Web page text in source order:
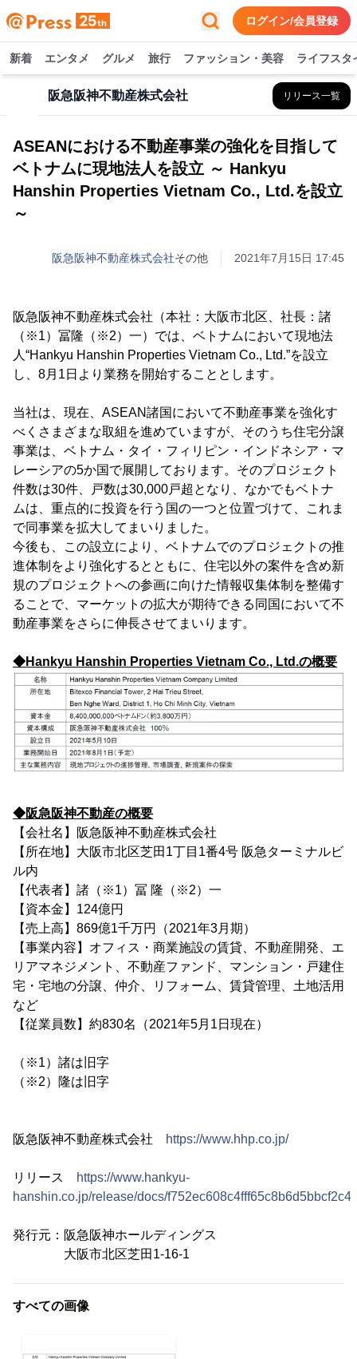
ログイン/会員登録
新着 エンタメ グルメ 旅行 ファッション・美容 ライフスタ
阪急阪神不動産株式会社 リリース一覧
ASEANにおける不動産事業の強化を目指して
ベトナムに現地法人を設立 ～ Hankyu
Hanshin Properties Vietnam Co., Ltd.を設立
～
阪急阪神不動産株式会社その他 2021年7月15日 17:45
阪急阪神不動産株式会社（本社：大阪市北区、社長：諸
（※1）冨隆（※2）一）では、ベトナムにおいて現地法
人“Hankyu Hanshin Properties Vietnam Co., Ltd.”を設立
し、8月1日より業務を開始することとします。
当社は、現在、ASEAN諸国において不動産事業を強化す
べくさまざまな取組を進めていますが、そのうち住宅分譲
事業は、ベトナム・タイ・フィリピン・インドネシア・マ
レーシアの5か国で展開しております。そのプロジェクト
件数は30件、戸数は30,000戸超となり、なかでもベトナ
ムは、重点的に投資を行う国の一つと位置づけて、これま
で同事業を拡大してまいりました。
今後も、この設立により、ベトナムでのプロジェクトの推
進体制をより強化するとともに、住宅以外の案件を含め新
規のプロジェクトへの参画に向けた情報収集体制を整備す
ることで、マーケットの拡大が期待できる同国において不
動産事業をさらに伸長させてまいります。
◆Hankyu Hanshin Properties Vietnam Co., Ltd.の概要
◆阪急阪神不動産の概要
【会社名】阪急阪神不動産株式会社
【所在地】大阪市北区芝田1丁目1番4号 阪急ターミナルビ
ル内
【代表者】諸（※1）冨 隆（※2）一
【資本金】124億円
【売上高】869億1千万円（2021年3月期）
【事業内容】オフィス・商業施設の賃貸、不動産開発、エ
リアマネジメント、不動産ファンド、マンション・戸建住
宅・宅地の分譲、仲介、リフォーム、賃貸管理、土地活用
など
【従業員数】約830名（2021年5月1日現在）
（※1）諸は旧字
（※2）隆は旧字
阪急阪神不動産株式会社 https://www.hhp.co.jp/
リリース
https://www.hankyu-
hanshin.co.jp/release/docs/
発行元：阪急阪神ホールディングス
大阪市北区芝田1-16-1
すべての画像